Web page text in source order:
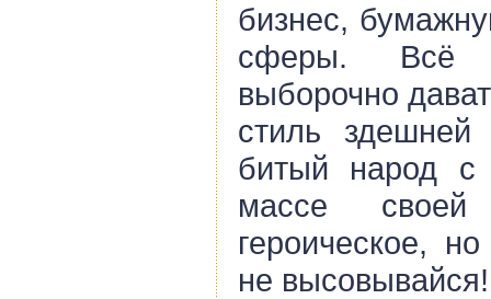
бизнес,
сферы. Всё
выборочно
стиль
битый народ с
массе своей
героическое,
не высовывайся!